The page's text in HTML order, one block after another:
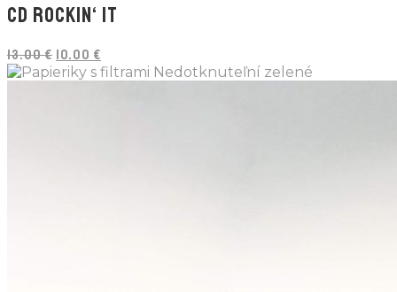
CD ROCKIN‘ IT
13.00€ Pôvodná
cena
10.00 €
cena